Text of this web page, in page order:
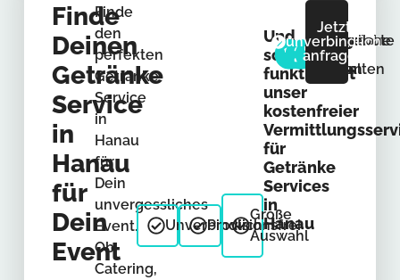
Finde
Deinen
Getränke
Service
in
Hanau
für
Dein
Event
Finde
den
perfekten
Getränke
Service
in
Hanau
für
Dein
unvergessliches
Event.
Ob
Catering,
Unverbindlich
Provisionsfrei
Große
Auswahl
Und
so
funktioniert
unser
kostenfreier
für
Getränke
Services
in
Hanau
Anfrage
senden
Gespräche
führen
Angebote
erhalten
Jetzt
unverbindlich
anfragen